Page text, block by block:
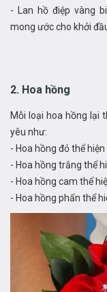
- Lan hồ điệp vàng
mong ước cho khởi
2. Hoa hồng
Mỗi loại hoa hồng lại
yêu như:
- Hoa hồng đỏ thể
- Hoa hồng trắng thể
- Hoa hồng cam thể
- Hoa hồng phấn thể